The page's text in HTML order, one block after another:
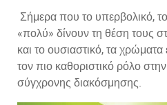
Σήμερα που το υπερβολικό, το
«πολύ» δίνουν τη θέση τους
και το ουσιαστικό, τα
τον πιο καθοριστικό ρόλο
σύγχρονης διακόσμησης.